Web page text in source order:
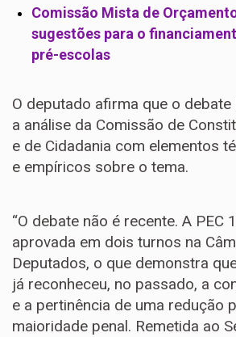
Comissão Mista de
sugestões para o
pré-escolas
O deputado afirma que o
a análise da Comissão de
e de Cidadania com elementos
e empíricos sobre o tema.
“O debate não é recente. A PEC
aprovada em dois turnos na
Deputados, o que demonstra
já reconheceu, no passado, a
e a pertinência de uma redução
maioridade penal. Remetida ao